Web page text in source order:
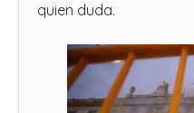
quien duda.